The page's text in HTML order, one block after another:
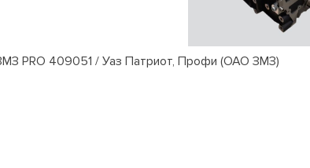
PRO 409051 / Уаз Патриот, Профи (ОАО ЗМЗ)